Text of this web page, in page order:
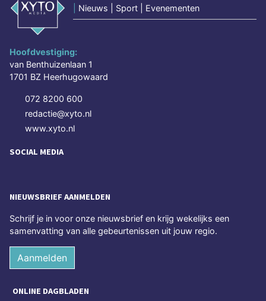
Nieuws | Sport | Evenementen
Hoofdvestiging:
van Benthuizenlaan 1
1701 BZ Heerhugowaard
072 8200 600
redactie@xyto.nl
www.xyto.nl
SOCIAL MEDIA
NIEUWSBRIEF AANMELDEN
Schrijf je in voor onze nieuwsbrief en krijg wekelijks een
samenvatting van alle gebeurtenissen uit jouw regio.
Aanmelden
ONLINE DAGBLADEN